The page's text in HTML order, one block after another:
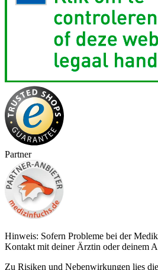
Partner
Hinweis: Sofern Probleme bei der
Kontakt mit deiner Ärztin oder deinem
Zu Risiken und Nebenwirkungen lies